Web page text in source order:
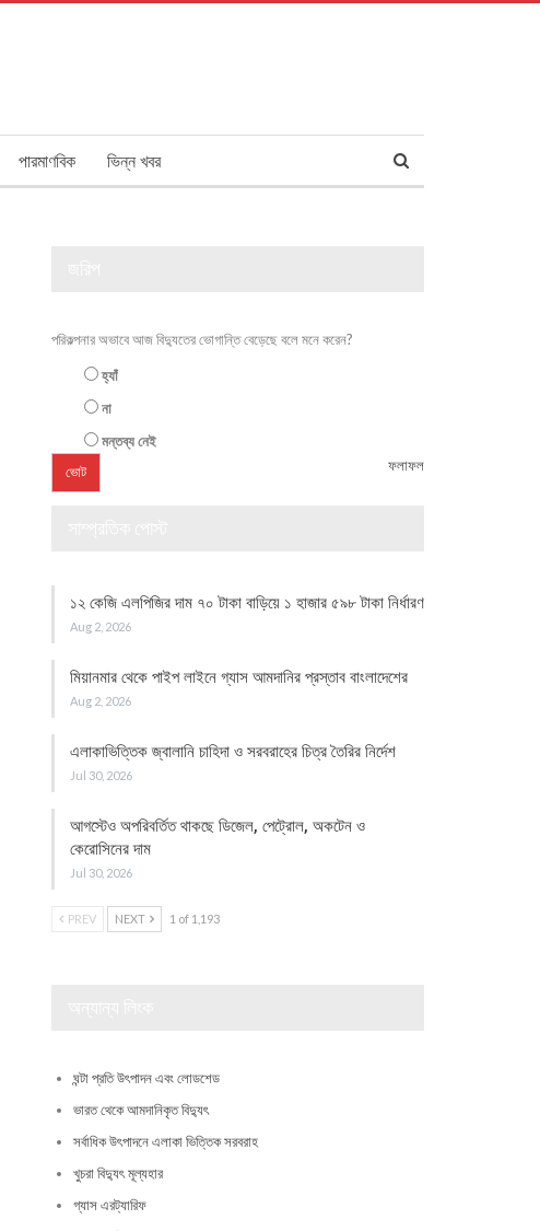
পারমাণবিক ভিন্ন খবর
পরিকল্পনার অভাবে আজ বিদ্যুতের ভোগান্তি বেড়েছে বলে মনে করেন?
হ্যাঁ
না
মন্তব্য নেই
ফলাফল
১২ কেজি এলপিজির দাম ৭০ টাকা বাড়িয়ে ১ হাজার ৫৯৮ টাকা নির্ধারণ
Aug 2, 2026
মিয়ানমার থেকে পাইপ লাইনে গ্যাস আমদানির প্রস্তাব বাংলাদেশের
Aug 2, 2026
এলাকাভিত্তিক জ্বালানি চাহিদা ও সরবরাহের চিত্র তৈরির নির্দেশ
Jul 30, 2026
আগস্টেও অপরিবর্তিত থাকছে ডিজেল, পেট্রোল, অকটেন ও
কেরোসিনের দাম
Jul 30, 2026
PREV NEXT 1 of 1,193
ঘন্টা প্রতি উৎপাদন এবং লোডশেড
ভারত থেকে আমদানিকৃত বিদ্যুৎ
সর্বাধিক উৎপাদনে এলাকা ভিত্তিক সরবরাহ
খুচরা বিদ্যুৎ মূল্যহার
গ্যাস এরট্যারিফ